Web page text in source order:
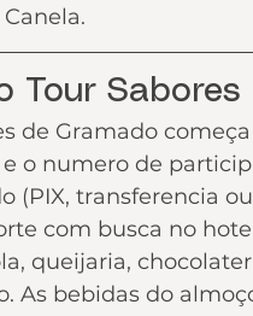
Tour Sabores
de Gramado
o numero de
(PIX, transferencia
com busca no
queijaria,
As bebidas do